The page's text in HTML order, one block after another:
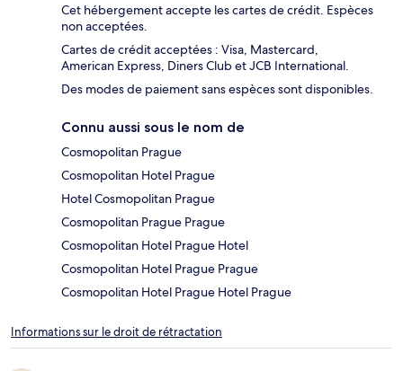
Cet hébergement accepte les cartes de crédit. Espèces
non acceptées.
Cartes de crédit acceptées : Visa, Mastercard,
American Express, Diners Club et JCB International.
Des modes de paiement sans espèces sont disponibles.
Connu aussi sous le nom de
Cosmopolitan Prague
Cosmopolitan Hotel Prague
Hotel Cosmopolitan Prague
Cosmopolitan Prague Prague
Cosmopolitan Hotel Prague Hotel
Cosmopolitan Hotel Prague Prague
Cosmopolitan Hotel Prague Hotel Prague
Informations sur le droit de rétractation